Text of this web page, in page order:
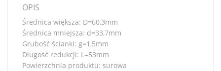
OPIS
Średnica większa: D=60,3mm
Średnica mniejsza: d=33,7mm
Grubość ścianki: g=1,5mm
Długość redukcji: L=53mm
Powierzchnia produktu: surowa